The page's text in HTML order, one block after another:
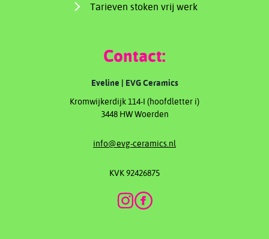
Tarieven stoken vrij werk
Contact:
Eveline | EVG Ceramics
Kromwijkerdijk 114-I (hoofdletter i)
3448 HW Woerden
info@evg-ceramics.nl
KVK 92426875